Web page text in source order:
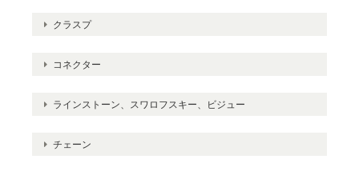
クラスプ
コネクター
ラインストーン、スワロフスキー、ビジュー
チェーン